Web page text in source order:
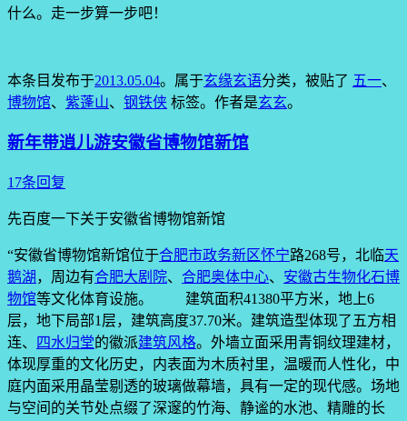
什么。走一步算一步吧！
本条目发布于2013.05.04。属于玄缘玄语分类，被贴了 五一、
博物馆、 紫蓬山、 钢铁侠 标签。 作者是玄玄。
新年带逍儿游安徽省博物馆新馆
17条回复
先百度一下关于安徽省博物馆新馆
“安徽省博物馆新馆位于合肥市政务新区怀宁路268号，北临天
鹅湖 ，周边有合肥大剧院、 合肥奥体中心、 安徽古生物化石博
物馆等文化体育设施。 建筑面积41380平方米，地上6
层，地下局部1层，建筑高度37.70米。建筑造型体现了五方相
连、
四水归堂的徽派建筑风格。外墙立面采用青铜纹理建材，
体现厚重的文化历史，内表面为木质衬里，温暖而人性化，中
庭内面采用晶莹剔透的玻璃做幕墙，具有一定的现代感。场地
与空间的关节处点缀了深邃的竹海、静谧的水池、精雕的长